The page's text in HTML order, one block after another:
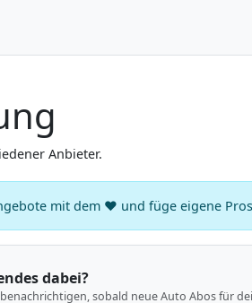
Anbieter.
mit dem ♥ und füge eigene
dabei?
sobald neue Auto Abos für